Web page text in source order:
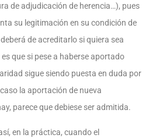
de adjudicación de herencia…), pues
su legitimación en su condición de
de acreditarlo si quiera sea
que si pese a haberse aportado
sigue siendo puesta en duda por
la aportación de nueva
parece que debiese ser admitida.
en la práctica, cuando el